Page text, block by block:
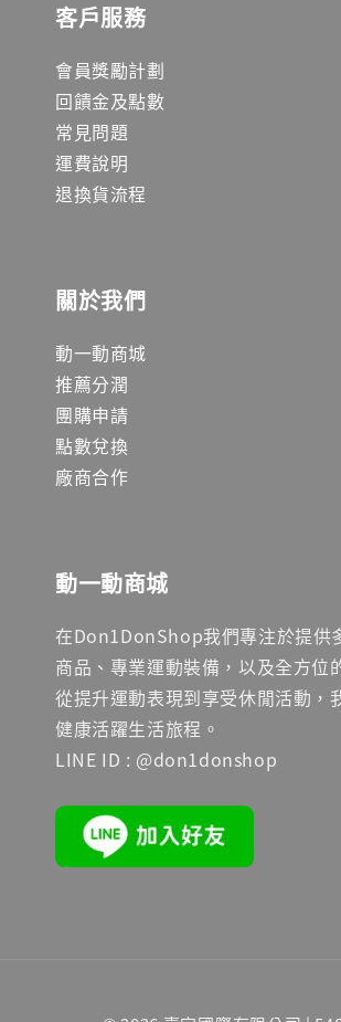
客戶服務
會員獎勵計劃
回饋金及點數
常見問題
運費說明
退換貨流程
關於我們
動一動商城
推薦分潤
團購申請
點數兌換
廠商合作
動一動商城
在Don1DonShop我們專注於提供
商品、專業運動裝備，以及全方位
從提升運動表現到享受休閒活動，
健康活躍生活旅程。
LINE ID : @don1donshop